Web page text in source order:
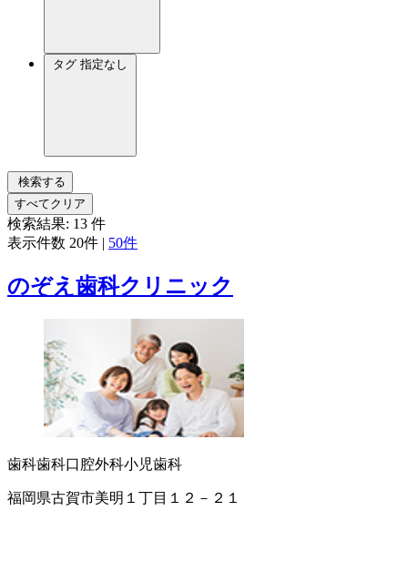
タグ 指定なし
検索する
すべてクリア
検索結果: 13 件
表示件数 20件 | 50件
のぞえ歯科クリニック
歯科歯科口腔外科小児歯科
福岡県古賀市美明１丁目１２－２１